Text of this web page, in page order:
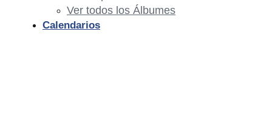
Ver todos los Álbumes
Calendarios